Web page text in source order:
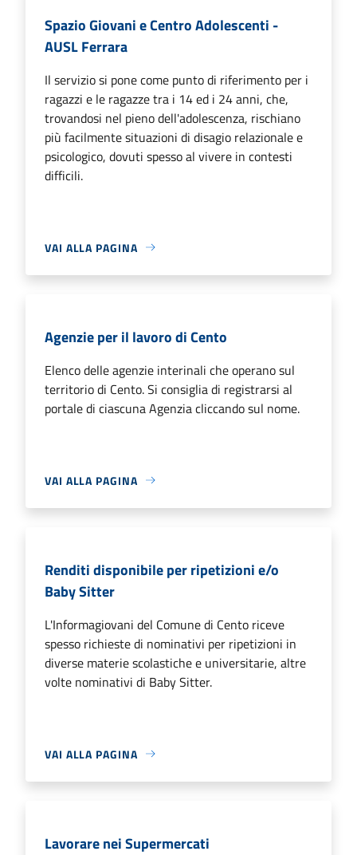
Spazio Giovani e Centro Adolescenti -
AUSL Ferrara
Il servizio si pone come punto di riferimento per i
ragazzi e le ragazze tra i 14 ed i 24 anni, che,
trovandosi nel pieno dell'adolescenza, rischiano
più facilmente situazioni di disagio relazionale e
psicologico, dovuti spesso al vivere in contesti
difficili.
VAI ALLA PAGINA
Agenzie per il lavoro di Cento
Elenco delle agenzie interinali che operano sul
territorio di Cento. Si consiglia di registrarsi al
portale di ciascuna Agenzia cliccando sul nome.
VAI ALLA PAGINA
Renditi disponibile per ripetizioni e/o
Baby Sitter
L'Informagiovani del Comune di Cento riceve
spesso richieste di nominativi per ripetizioni in
diverse materie scolastiche e universitarie, altre
volte nominativi di Baby Sitter.
VAI ALLA PAGINA
Lavorare nei Supermercati